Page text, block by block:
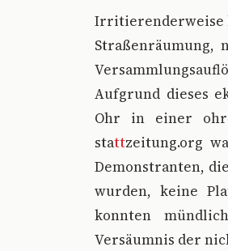
Irritierenderweise
Straßenräumung,
Aufgrund dieses
Ohr in einer
stattzeitung.org
Demonstranten,
wurden, keine
konnten
Versäumnis der